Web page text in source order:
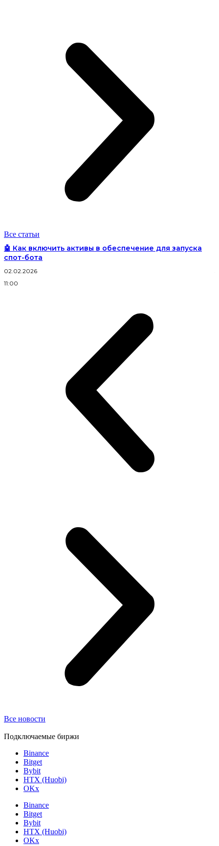
Все статьи
🤖 Как включить активы в обеспечение для запуска
спот-бота
02.02.2026
11:00
Все новости
Подключаемые биржи
Binance
Bitget
Bybit
HTX (Huobi)
OKx
Binance
Bitget
Bybit
HTX (Huobi)
OKx